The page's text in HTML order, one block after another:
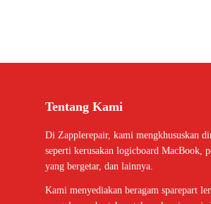
Tentang Kami
Di Zapplerepair, kami mengkhususkan
seperti kerusakan logicboard MacBook,
yang bergetar, dan lainnya.
Kami menyediakan beragam sparepart